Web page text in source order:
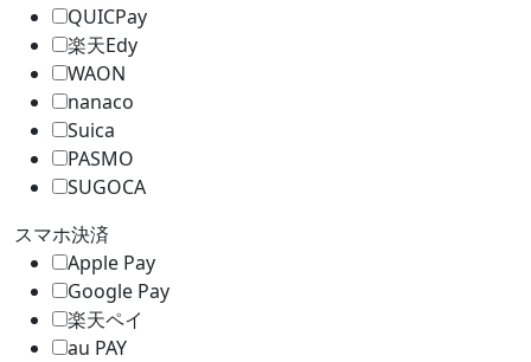
QUICPay
楽天Edy
WAON
nanaco
Suica
PASMO
SUGOCA
スマホ決済
Apple Pay
Google Pay
楽天ペイ
au PAY